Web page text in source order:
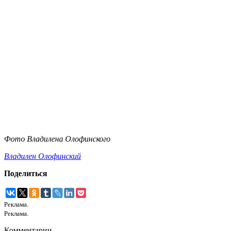
Фото Владилена Олофинского
Владилен Олофинский
Поделиться
Реклама.
Реклама.